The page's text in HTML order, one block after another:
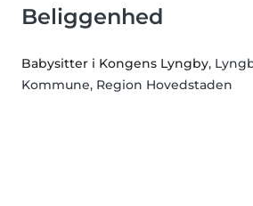
Beliggenhed
Babysitter i Kongens Lyngby,
Kommune, Region Hovedstaden